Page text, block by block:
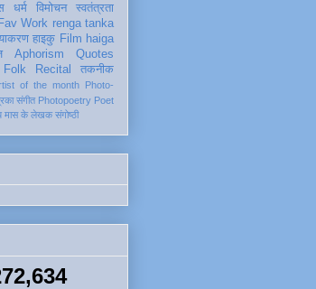
धर्म विमोचन
स्वतंत्रता
Work renga tanka
हाइकु Film haiga
Aphorism
Quotes
Folk Recital
तकनीक
of the month Photo-
संगीत Photopoetry Poet
मास के लेखक संगोष्ठी